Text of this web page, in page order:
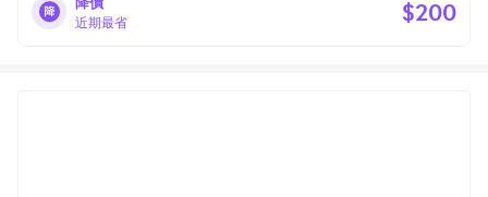
近期最省 $200